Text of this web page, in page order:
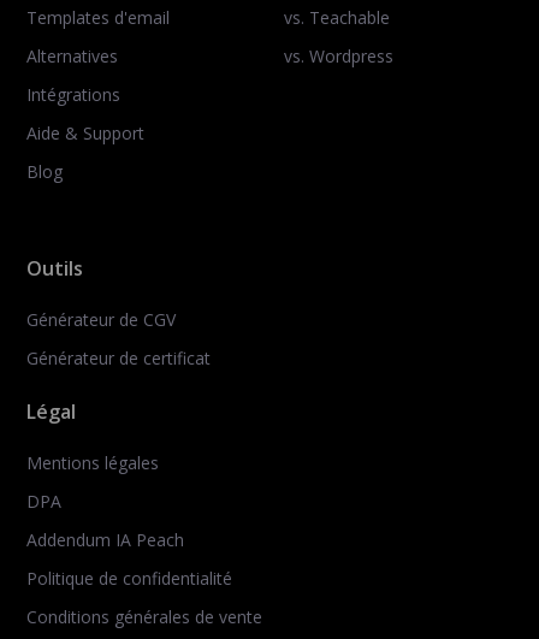
Templates d'email
Alternatives
Intégrations
Aide & Support
Blog
vs. Teachable
vs. Wordpress
Outils
Générateur de CGV
Générateur de certificat
Légal
Mentions légales
DPA
Addendum IA Peach
Politique de confidentialité
Conditions générales de vente